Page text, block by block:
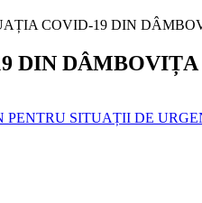
DIN DÂMBOVIȚA
PENTRU SITUAȚII DE